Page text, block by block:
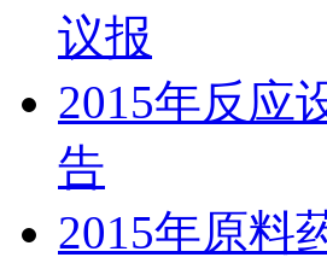
议报
2015年反应
告
2015年原料